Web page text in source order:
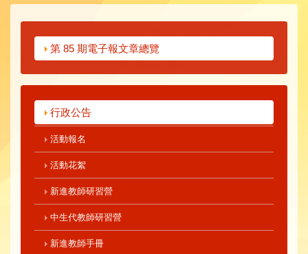
第 85 期電子報文章總覽
行政公告
活動報名
活動花絮
新進教師研習營
中生代教師研習營
新進教師手冊